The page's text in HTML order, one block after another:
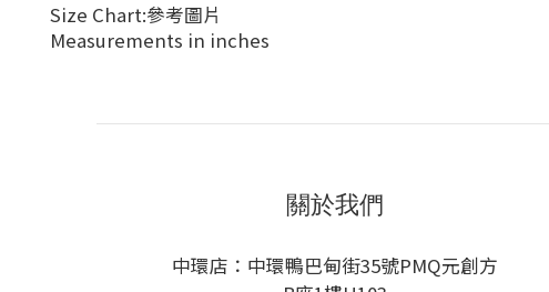
Size Chart:參考圖片
Measurements in inches
關於我們
中環店：中環鴨巴甸街35號PMQ元創方